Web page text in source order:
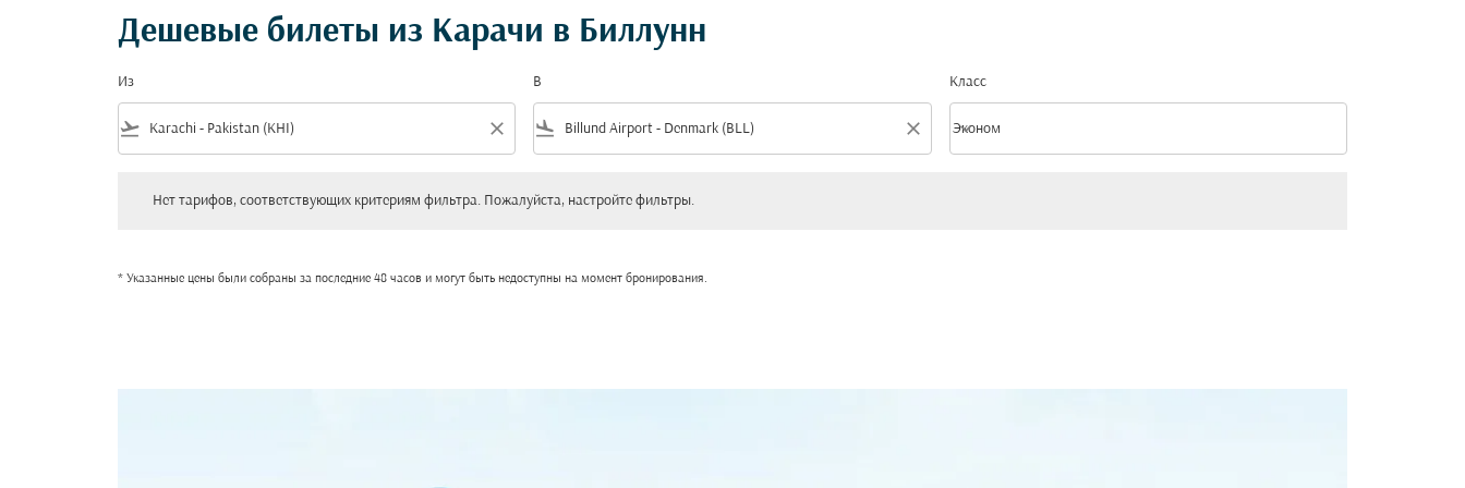
Дешевые билеты из Карачи в Биллунн
Из
flight_takeoff close
В
flight_land close
Класс
Класс option Эконом Selected
Эконом
keyboard_arrow_down
Нет тарифов, соответствующих критериям фильтра. Пожалуйста, настройте фильтры.
* Указанные цены были собраны за последние 48 часов и могут быть недоступны на момент бронирования.